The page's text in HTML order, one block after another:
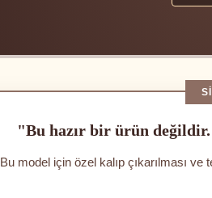
"Bu hazır bir ürün
Bu model için özel kalıp çıkarılması